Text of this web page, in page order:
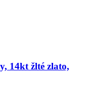
14kt žlté zlato,